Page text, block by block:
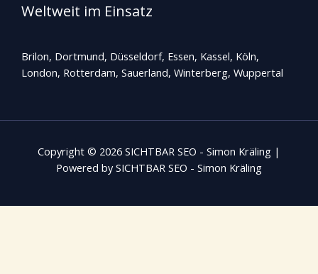
Weltweit im Einsatz
Brilon, Dortmund, Düsseldorf, Essen, Kassel, Köln,
London, Rotterdam, Sauerland, Winterberg, Wuppertal
Copyright © 2026 SICHTBAR SEO - Simon Kräling |
Powered by SICHTBAR SEO - Simon Kräling